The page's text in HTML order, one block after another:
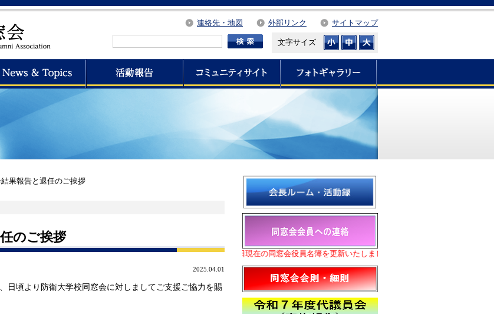
連絡先・地図 外部リンク サイトマップ
文字サイズ
果報告と退任のご挨拶
のご挨拶
2025.04.01
頃より防衛大学校同窓会に対しましてご支援ご協力を賜
★令和８年４月１日現在の同窓会役員名簿を更新いたしました。